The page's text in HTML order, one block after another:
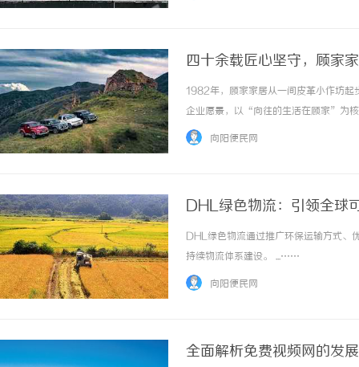
四十余载匠心坚守，顾家
1982年，顾家家居从一间皮革小作坊
企业愿景，以“向往的生活在顾家”为
中。2016年顾家家居在上交所正式上
向阳便民网
DHL绿色物流：引领全球
DHL绿色物流通过推广环保运输方式、
持续物流体系建设。 ...……
向阳便民网
全面解析免费视频网的发